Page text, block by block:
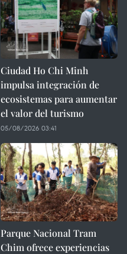
Ciudad Ho Chi Minh
impulsa integración de
ecosistemas para aumentar
el valor del turismo
05/08/2026 03:41
Parque Nacional Tram
Chim ofrece experiencias